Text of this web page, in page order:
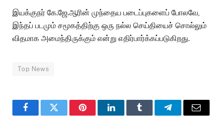
இயக்குநர் கே.ஜே.ஆரின் முந்தைய படைப்புகளைப் போலவே,
இந்தப் படமும் சமூகத்திற்கு ஒரு நல்ல செய்தியைச் சொல்லும்
விதமாக அமைந்திருக்கும் என்று எதிர்பார்க்கப்படுகிறது.
Top News
FacebookTwitter PinterestLinkedInTumblr TelegramEmail